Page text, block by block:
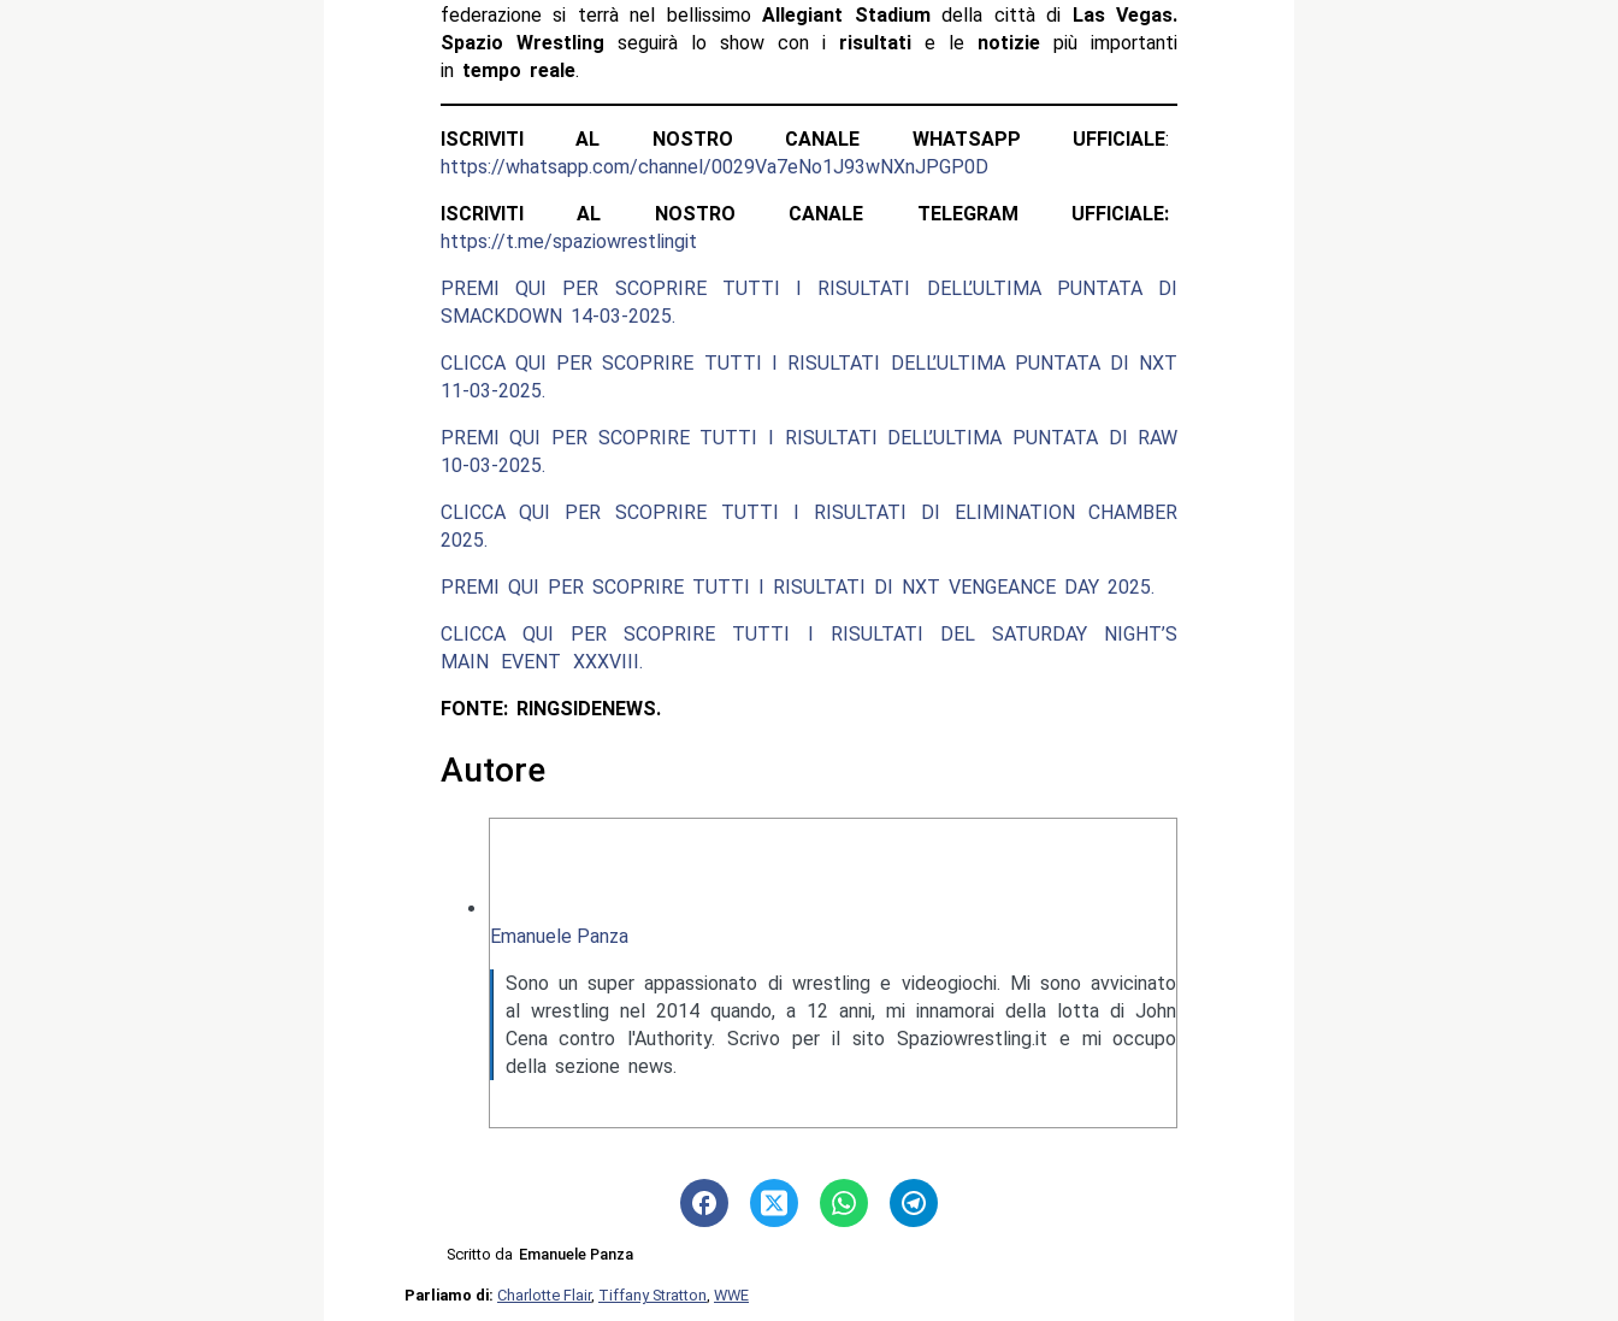
federazione si terrà nel bellissimoAllegiant Stadiumdella città di Las Vegas.
Spazio Wrestling seguirà lo show con i risultati e le notizie più importanti
in tempo reale.
ISCRIVITI AL NOSTRO CANALE WHATSAPP UFFICIALE:
https://whatsapp.com/channel/0029Va7eNo1J93wNXnJPGP0D
ISCRIVITI AL NOSTRO CANALE TELEGRAM UFFICIALE:
https://t.me/spaziowrestlingit
PREMI QUI PER SCOPRIRE TUTTI I RISULTATI DELL’ULTIMA PUNTATA DI
SMACKDOWN 14-03-2025.
CLICCA QUI PER SCOPRIRE TUTTI I RISULTATI DELL’ULTIMA PUNTATA DI NXT
11-03-2025.
PREMI QUI PER SCOPRIRE TUTTI I RISULTATI DELL’ULTIMA PUNTATA DI RAW
10-03-2025.
CLICCA QUI PER SCOPRIRE TUTTI I RISULTATI DI ELIMINATION CHAMBER
2025.
PREMI QUI PER SCOPRIRE TUTTI I RISULTATI DI NXT VENGEANCE DAY 2025.
CLICCA QUI PER SCOPRIRE TUTTI I RISULTATI DEL SATURDAY NIGHT’S
MAIN EVENT XXXVIII.
FONTE: RINGSIDENEWS.
Autore
Emanuele Panza
Sono un super appassionato di wrestling e videogiochi. Mi sono avvicinato
al wrestling nel 2014 quando, a 12 anni, mi innamorai della lotta di John
Cena contro l'Authority. Scrivo per il sito Spaziowrestling.it e mi occupo
della sezione news.
Scritto da Emanuele Panza
Parliamo di: Charlotte Flair, Tiffany Stratton WWE